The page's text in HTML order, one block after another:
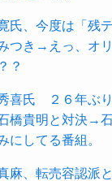
氏、今度は「残
つき→えっ、オ
？
喜氏 ２６年ぶ
橋貴明と対決→
にしてる番組。
麻、転売容認派